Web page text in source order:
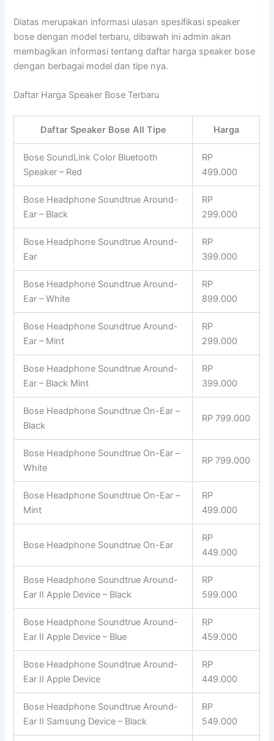
Diatas merupakan informasi ulasan spesifikasi speaker
bose dengan model terbaru, dibawah ini admin akan
membagikan informasi tentang daftar harga speaker bose
dengan berbagai model dan tipe nya.
Daftar Harga Speaker Bose Terbaru
Daftar Speaker Bose All Tipe Harga
Bose SoundLink Color Bluetooth
Speaker – Red
RP
499.000
Bose Headphone Soundtrue Around-
Ear – Black
RP
299.000
Bose Headphone Soundtrue Around-
Ear
RP
399.000
Bose Headphone Soundtrue Around-
Ear – White
RP
899.000
Bose Headphone Soundtrue Around-
Ear – Mint
RP
299.000
Bose Headphone Soundtrue Around-
Ear – Black Mint
RP
399.000
Bose Headphone Soundtrue On-Ear –
Black
RP 799.000
Bose Headphone Soundtrue On-Ear –
White
RP 799.000
Bose Headphone Soundtrue On-Ear –
Mint
RP
499.000
Bose Headphone Soundtrue On-Ear
RP
449.000
Bose Headphone Soundtrue Around-
Ear II Apple Device – Black
RP
599.000
Bose Headphone Soundtrue Around-
Ear II Apple Device – Blue
RP
459.000
Bose Headphone Soundtrue Around-
Ear II Apple Device
RP
449.000
Bose Headphone Soundtrue Around-
Ear II Samsung Device – Black
RP
549.000